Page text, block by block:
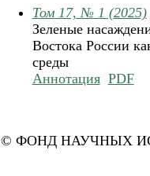
Том 17, № 1 (2025)
Зеленые
Востока России
среды
Аннотация PDF
© ФОНД НАУЧНЫХ